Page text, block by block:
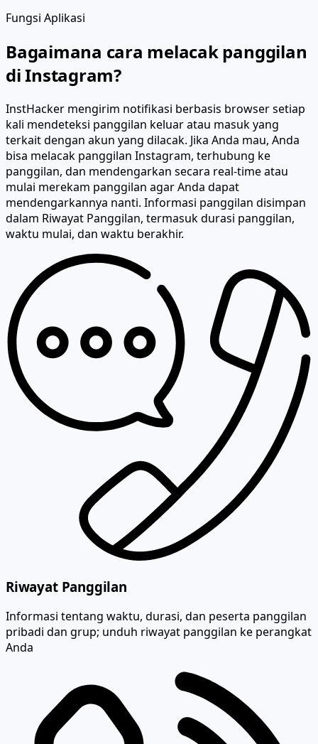
Fungsi Aplikasi
Bagaimana cara melacak panggilan
di Instagram?
InstHacker mengirim notifikasi berbasis browser setiap
kali mendeteksi panggilan keluar atau masuk yang
terkait dengan akun yang dilacak. Jika Anda mau, Anda
bisa melacak panggilan Instagram, terhubung ke
panggilan, dan mendengarkan secara real-timeatau
mulai merekam panggilan agar Anda dapat
mendengarkannya nanti. Informasi panggilan disimpan
dalam Riwayat Panggilan, termasuk durasi panggilan,
waktu mulai, dan waktu berakhir.
Riwayat Panggilan
Informasi tentang waktu, durasi, dan peserta panggilan
pribadi dan grup; unduh riwayat panggilan ke perangkat
Anda